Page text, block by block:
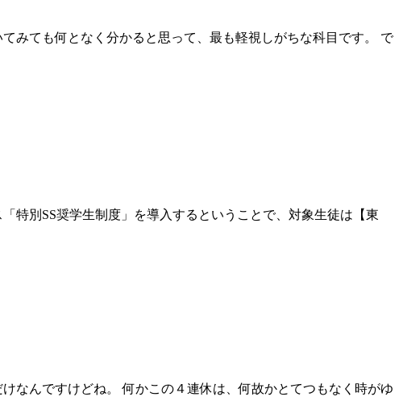
みても何となく分かると思って、最も軽視しがちな科目です。 で
特別SS奨学生制度」を導入するということで、対象生徒は【東
なんですけどね。 何かこの４連休は、何故かとてつもなく時がゆ